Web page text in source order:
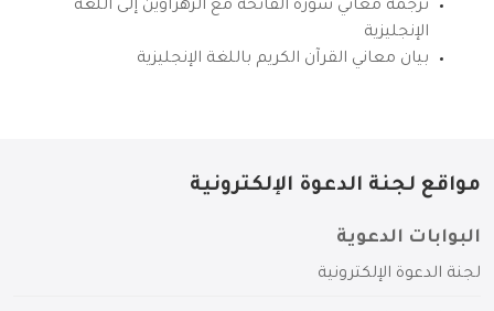
ترجمة معاني سورة الفاتحة مع الزهراوين إلى اللغة
الإنجليزية
بيان معاني القرآن الكريم باللغة الإنجليزية
مواقع لجنة الدعوة الإلكترونية
البوابات الدعوية
لجنة الدعوة الإلكترونية